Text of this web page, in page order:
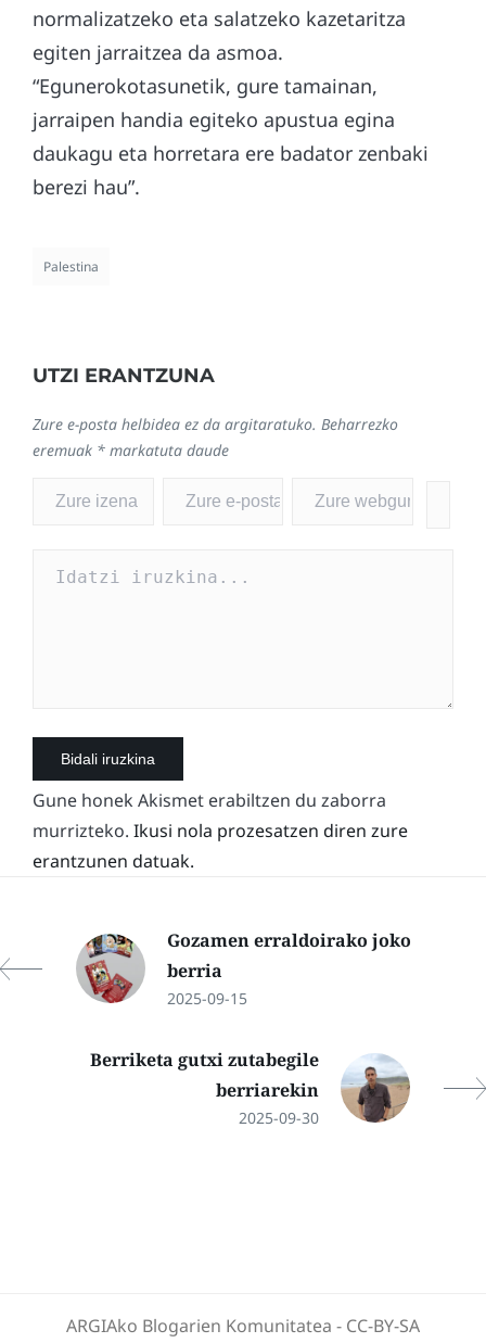
normalizatzeko eta salatzeko kazetaritza
egiten jarraitzea da asmoa.
“Egunerokotasunetik, gure tamainan,
jarraipen handia egiteko apustua egina
daukagu eta horretara ere badator zenbaki
berezi hau”.
Palestina
UTZI ERANTZUNA
Zure e-posta helbidea ez da argitaratuko. Beharrezko
eremuak * markatuta daude
Gune honek Akismet erabiltzen du zaborra
murrizteko. Ikusi nola prozesatzen diren zure
erantzunen datuak.
Gozamen erraldoirako joko
berria
2025-09-15
Berriketa gutxi zutabegile
berriarekin
2025-09-30
ARGIAko Blogarien Komunitatea - CC-BY-SA